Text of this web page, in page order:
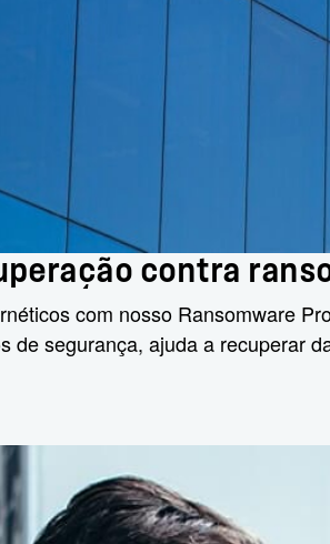
contra
com nosso Ransomware
segurança, ajuda a recuperar